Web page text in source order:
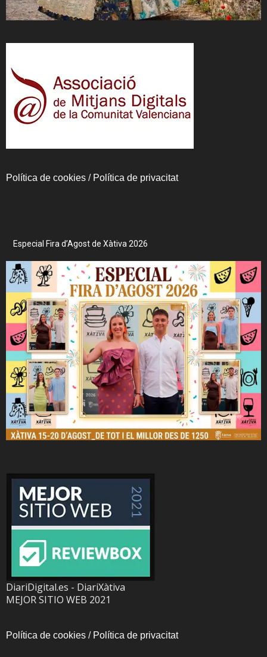
Política de cookies / Política de privacitat
Especial Fira d’Agost de Xàtiva 2026
DiariDigital.es - DiariXàtiva
MEJOR SITIO WEB 2021
Política de cookies / Política de privacitat